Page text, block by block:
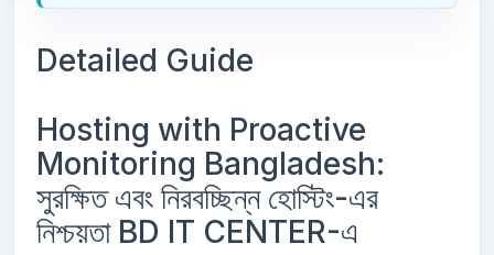
Detailed Guide
Hosting with Proactive
Monitoring Bangladesh:
সুরক্ষিত এবং নিরবচ্ছিন্ন হোস্টিং-এর
নিশ্চয়তা BD IT CENTER-এ